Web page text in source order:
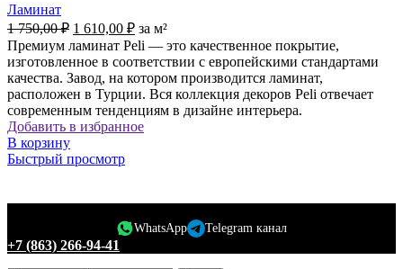
Ламинат
1 750,00₽ Первоначальная
цена
составляла
1
750,00 ₽.
1 610,00 ₽Текущая
цена:
1
610,00 ₽.
за м²
Премиум ламинат Peli — это качественное покрытие,
изготовленное в соответствии с европейскими стандартами
качества. Завод, на котором производится ламинат,
расположен в Турции. Вся коллекция декоров Peli отвечает
современным тенденциям в дизайне интерьера.
Добавить в избранное
В корзину
Быстрый просмотр
WhatsApp Telegram канал
+7 (863) 266-94-41